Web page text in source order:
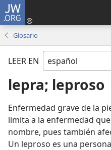
JW.ORG
Glosario
LEER EN
lepra; leproso
Enfermedad grave de la
limita a la enfermedad
nombre, pues también
Un leproso es una